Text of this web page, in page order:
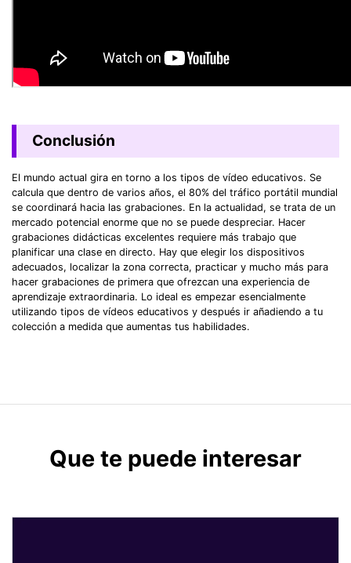
Conclusión
El mundo actual gira en torno a los tipos de vídeo educativos. Se
calcula que dentro de varios años, el 80% del tráfico portátil mundial
se coordinará hacia las grabaciones. En la actualidad, se trata de un
mercado potencial enorme que no se puede despreciar. Hacer
grabaciones didácticas excelentes requiere más trabajo que
planificar una clase en directo. Hay que elegir los dispositivos
adecuados, localizar la zona correcta, practicar y mucho más para
hacer grabaciones de primera que ofrezcan una experiencia de
aprendizaje extraordinaria. Lo ideal es empezar esencialmente
utilizando tipos de vídeos educativos y después ir añadiendo a tu
colección a medida que aumentas tus habilidades.
Que te puede interesar